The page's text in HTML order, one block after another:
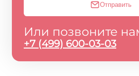
Отправить
Или позвоните
+7 (499) 600-03-03